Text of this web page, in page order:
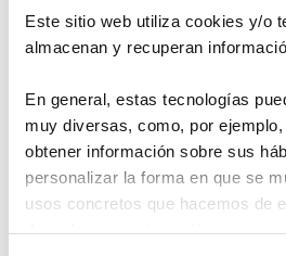
Este sitio web utiliza cookies y/o
almacenan y recuperan
En general, estas tecnologías
muy diversas, como, por
obtener información sobre sus
personalizar la forma en que se
usos concretos que hacemos de
almuerzo y un paseo por la zona
El equipo de apoyo de Fundación
bolera, que ofrecen a las personas
de relacionarse, crear lazos de
además de ayudarles a a adquirir
fomentar su autonomía y potenciar
próximo 20 de marzo está prevista
actividades, una visita a Montserrat.